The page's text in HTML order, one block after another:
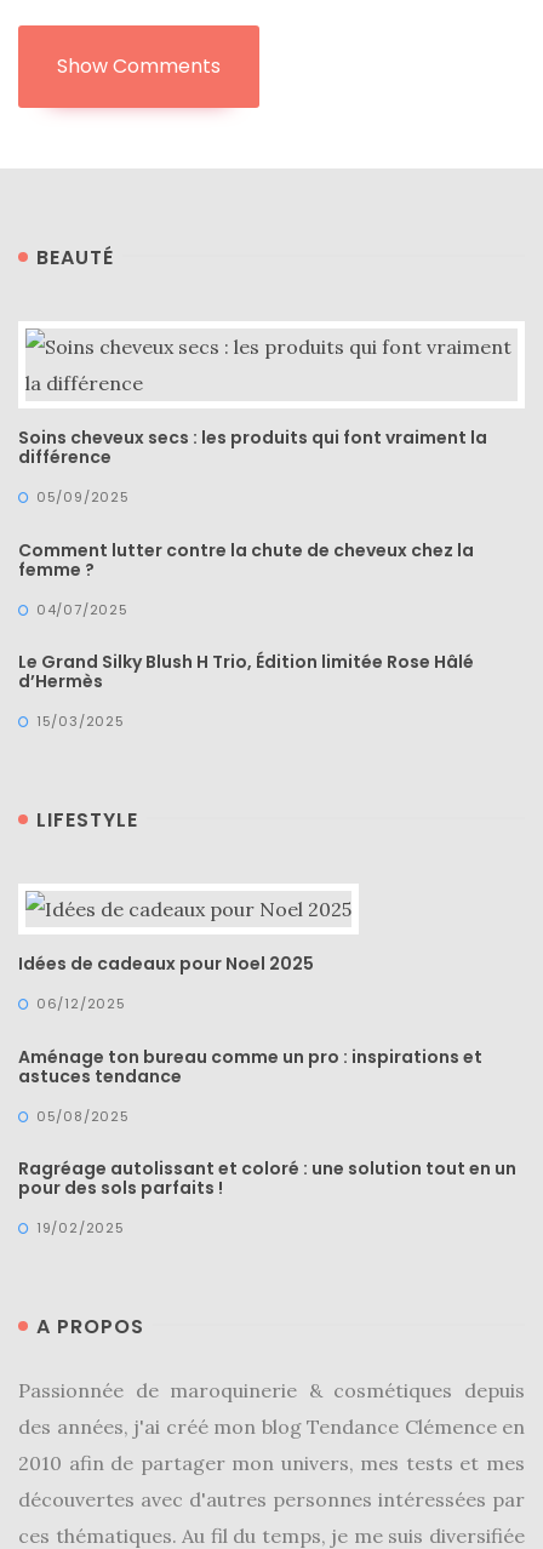
(25)
Découvertes
mode
(45)
(175)
Luxe
maroquinerie
shopping
(43)
ARCHIVES
Show Comments
BEAUTÉ
Soins cheveux secs : les produits qui font vraiment la
différence
05/09/2025
Comment lutter contre la chute de cheveux chez la
femme ?
04/07/2025
Le Grand Silky Blush H Trio, Édition limitée Rose Hâlé
d’Hermès
15/03/2025
LIFESTYLE
Idées de cadeaux pour Noel 2025
06/12/2025
Aménage ton bureau comme un pro : inspirations et
astuces tendance
05/08/2025
Ragréage autolissant et coloré : une solution tout en un
pour des sols parfaits !
19/02/2025
A PROPOS
Passionnée de maroquinerie & cosmétiques depuis
des années, j'ai créé mon blog Tendance Clémence en
2010 afin de partager mon univers, mes tests et mes
découvertes avec d'autres personnes intéressées par
ces thématiques. Au fil du temps, je me suis diversifiée